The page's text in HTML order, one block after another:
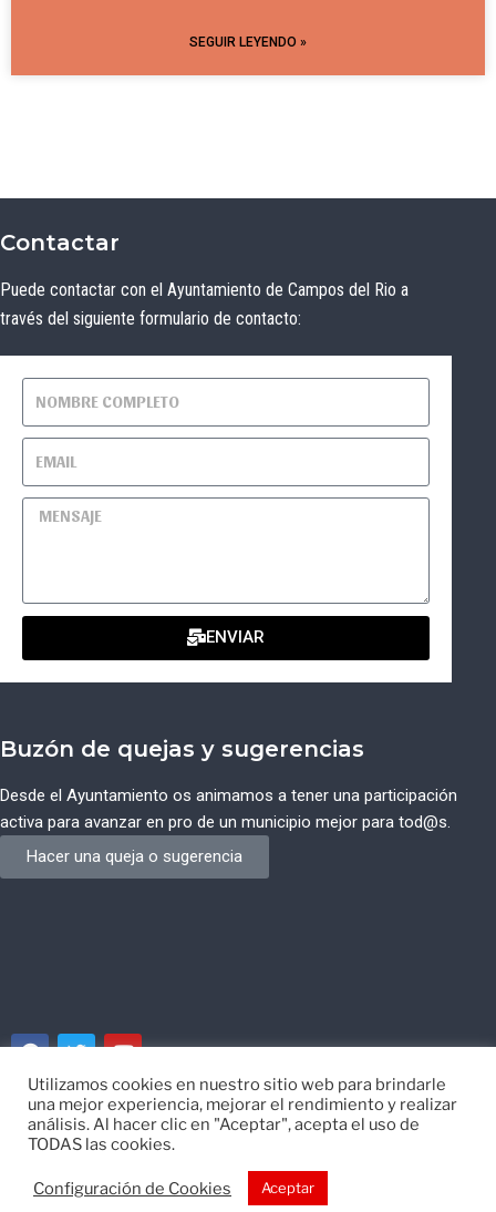
SEGUIR LEYENDO »
Contactar
Puede contactar con el Ayuntamiento de Campos del Rio a
través del siguiente formulario de contacto:
ENVIAR
Buzón de quejas y sugerencias
Desde el Ayuntamiento os animamos a tener una participación
activa para avanzar en pro de un municipio mejor para tod@s.
Hacer una queja o sugerencia
© Ayuntamiento de Campos del Río de Murcia
Utilizamos cookies en nuestro sitio web para brindarle
una mejor experiencia, mejorar el rendimiento y realizar
análisis. Al hacer clic en "Aceptar", acepta el uso de
TODAS las cookies.
Configuración de Cookies Aceptar